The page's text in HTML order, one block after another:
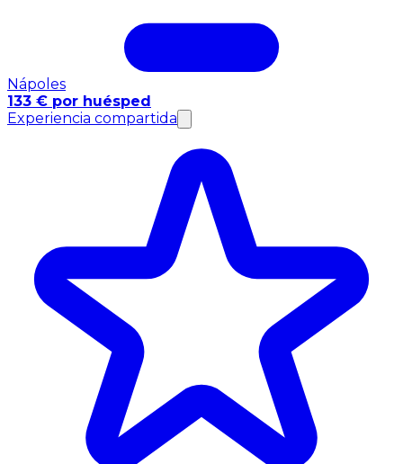
Nápoles
133 € por huésped
Experiencia compartida